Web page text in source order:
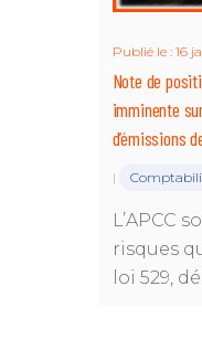
Publié le : 16
Note de
imminente
d’émissions
|
L’APCC
risques
loi 529,